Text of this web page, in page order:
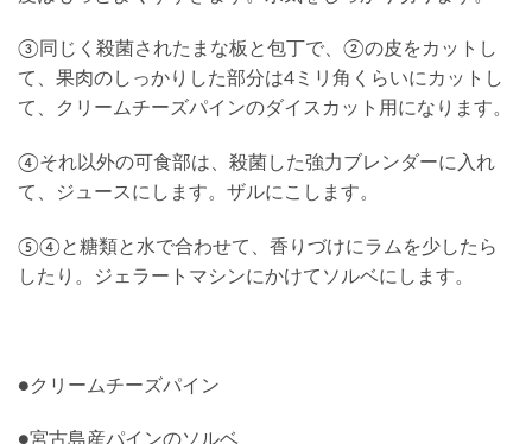
③同じく殺菌されたまな板と包丁で、②の皮をカットし
て、果肉のしっかりした部分は4ミリ角くらいにカットし
て、クリームチーズパインのダイスカット用になります。
④それ以外の可食部は、殺菌した強力ブレンダーに入れ
て、ジュースにします。ザルにこします。
⑤④と糖類と水で合わせて、香りづけにラムを少したら
したり。ジェラートマシンにかけてソルベにします。
●クリームチーズパイン
●宮古島産パインのソルベ